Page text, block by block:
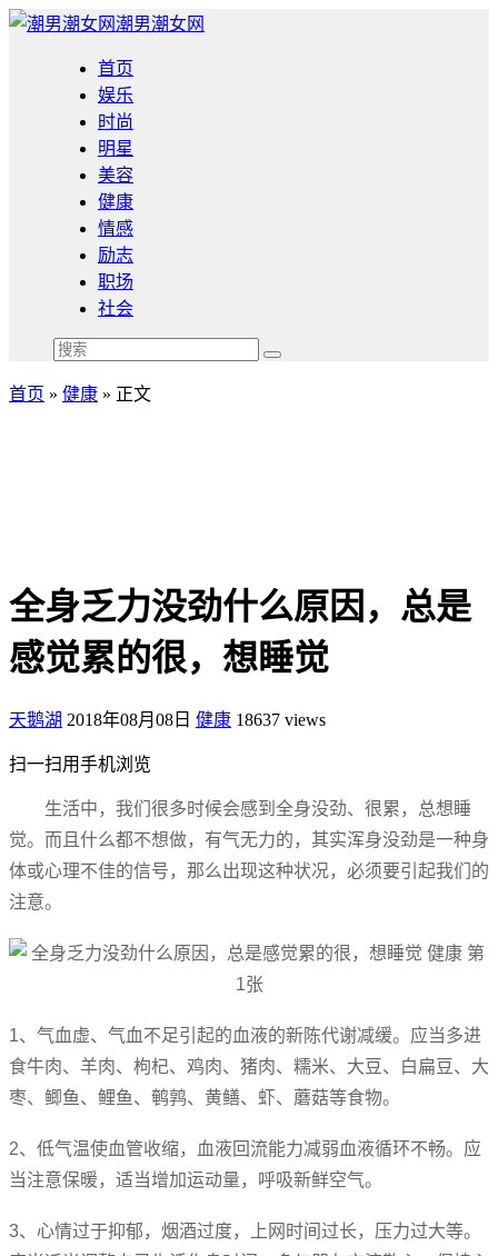
潮男潮女网
首页
娱乐
时尚
明星
美容
健康
情感
励志
职场
社会
首页 » 健康 » 正文
全身乏力没劲什么原因，总是
感觉累的很，想睡觉
天鹅湖 2018年08月08日 健康 18637 views
扫一扫用手机浏览
生活中，我们很多时候会感到全身没劲、很累，总想睡
觉。而且什么都不想做，有气无力的，其实浑身没劲是一种身
体或心理不佳的信号，那么出现这种状况，必须要引起我们的
注意。
1、气血虚、气血不足引起的血液的新陈代谢减缓。应当多进
食牛肉、羊肉、枸杞、鸡肉、猪肉、糯米、大豆、白扁豆、大
枣、鲫鱼、鲤鱼、鹌鹑、黄鳝、虾、蘑菇等食物。
2、低气温使血管收缩，血液回流能力减弱血液循环不畅。应
当注意保暖，适当增加运动量，呼吸新鲜空气。
3、心情过于抑郁，烟酒过度，上网时间过长，压力过大等。